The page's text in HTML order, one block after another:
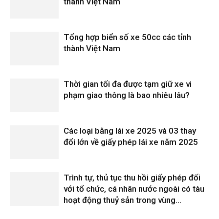
Tổng hợp biển số xe 50cc các tỉnh
thành Việt Nam
Thời gian tối đa được tạm giữ xe vi
phạm giao thông là bao nhiêu lâu?
Các loại bằng lái xe 2025 và 03 thay
đổi lớn về giấy phép lái xe năm 2025
Trình tự, thủ tục thu hồi giấy phép đối
với tổ chức, cá nhân nước ngoài có tàu
hoạt động thuỷ sản trong vùng...